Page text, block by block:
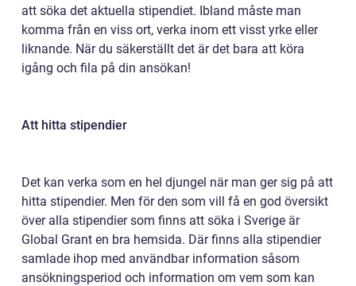
att söka det aktuella stipendiet. Ibland måste man
komma från en viss ort, verka inom ett visst yrke eller
liknande. När du säkerställt det är det bara att köra
igång och fila på din ansökan!
Att hitta stipendier
Det kan verka som en hel djungel när man ger sig på att
hitta stipendier. Men för den som vill få en god översikt
över alla stipendier som finns att söka i Sverige är
Global Grant en bra hemsida. Där finns alla stipendier
samlade ihop med användbar information såsom
ansökningsperiod och information om vem som kan